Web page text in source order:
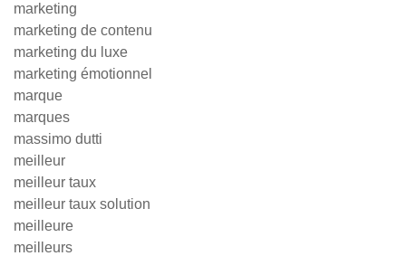
marketing
marketing de contenu
marketing du luxe
marketing émotionnel
marque
marques
massimo dutti
meilleur
meilleur taux
meilleur taux solution
meilleure
meilleurs